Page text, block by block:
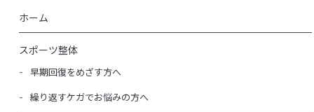
ホーム
スポーツ整体
早期回復をめざす方へ
繰り返すケガでお悩みの方へ